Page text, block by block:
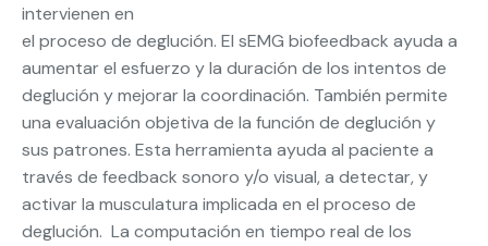
intervienen en
el proceso de deglución. El sEMG biofeedback ayuda a
aumentar el esfuerzo y la duración de los intentos de
deglución y mejorar la coordinación. También permite
una evaluación objetiva de la función de deglución y
sus patrones. Esta herramienta ayuda al paciente a
través de feedback sonoro y/o visual, a detectar, y
activar la musculatura implicada en el proceso de
deglución. La computación en tiempo real de los